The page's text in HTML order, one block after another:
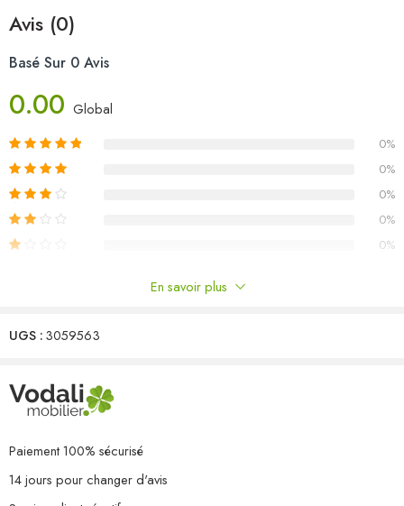
choix idéal si vous souhaitez acheter une pièce de meubles de jardin
au bois une couleur chaude. La table comprend un trou pour un
incurvés des chaises peuvent bien s’adapter à votre corps. Avec un
l’espace lorsqu’elles ne sont pas utilisées. Elles sont également
légères et faciles à déplacer. L’ensemble de meubles vous offre un
confort et une grande commodité pour passer du temps avec votre
famille et vos amis. De plus, cet ensemble est également facile à
nettoyer avec un chiffon humide.
Avec un trou de parasol
Dimensions de la chaise (pliée) : 108 x 46,5 x 12 cm (l x P x H)
Largeur du siège : 46,5 cm
Hauteur du siège à partir du sol : 46 cm
Chaises pliables pour un rangement et un transport facile
L’assemblage est requis
Avis (0)
Basé Sur 0 Avis
0.00 Global
0%
0%
0%
0%
0%
Il n'y a pas encore de critiques.
En savoir plus
UGS :3059563
Paiement 100% sécurisé
14 jours pour changer d'avis